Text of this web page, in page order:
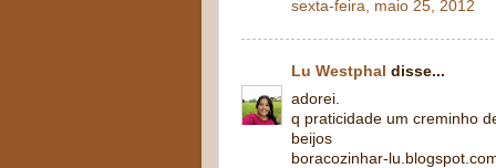
sexta-feira, maio 25, 2012
Lu Westphal disse...
adorei.
q praticidade um creminho
beijos
boracozinhar-